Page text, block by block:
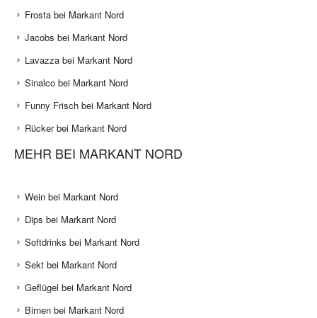
Frosta bei Markant Nord
Jacobs bei Markant Nord
Lavazza bei Markant Nord
Sinalco bei Markant Nord
Funny Frisch bei Markant Nord
Rücker bei Markant Nord
MEHR BEI MARKANT NORD
Wein bei Markant Nord
Dips bei Markant Nord
Softdrinks bei Markant Nord
Sekt bei Markant Nord
Geflügel bei Markant Nord
Birnen bei Markant Nord